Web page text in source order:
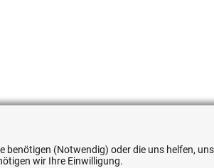
(Notwendig) oder die uns helfen,
wir Ihre Einwilligung.